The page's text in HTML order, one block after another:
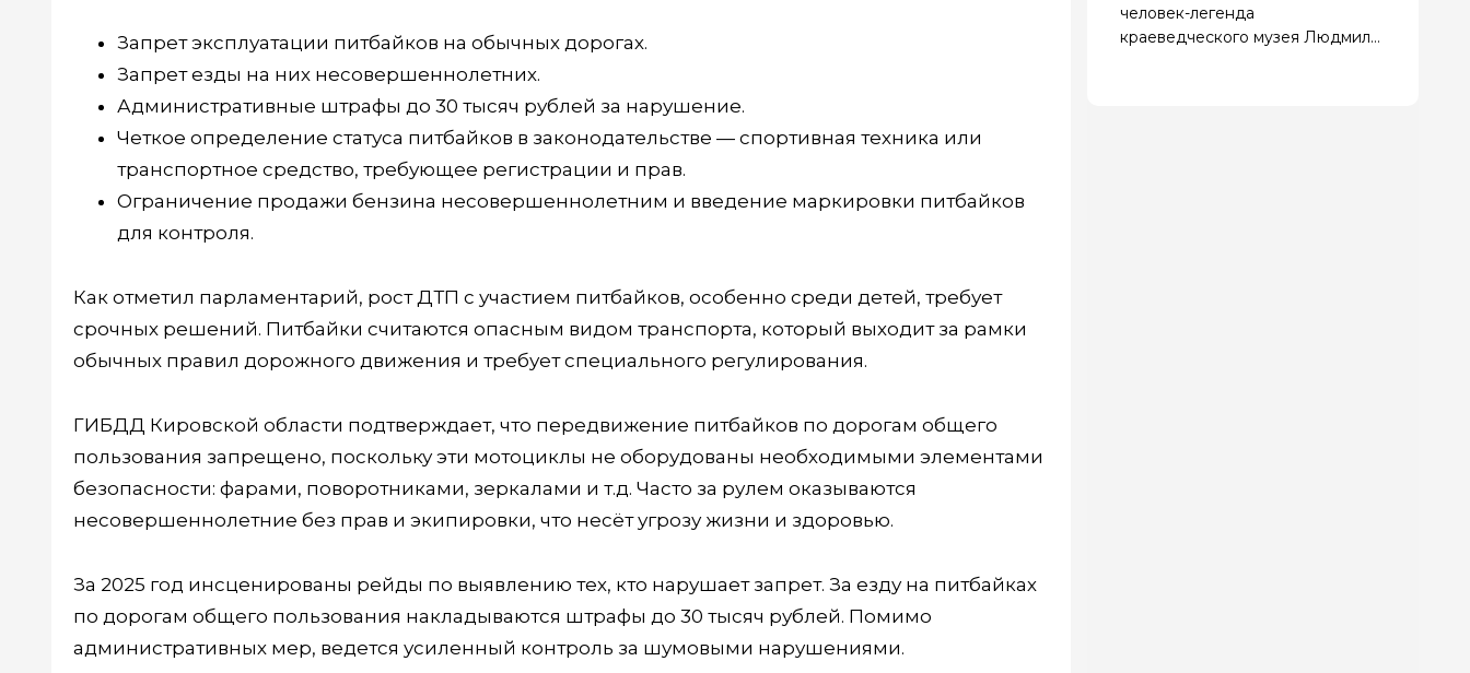
Запрет эксплуатации питбайков на обычных дорогах.
Запрет езды на них несовершеннолетних.
Административные штрафы до 30 тысяч рублей за нарушение.
Четкое определение статуса питбайков в законодательстве — спортивная техника или
транспортное средство, требующее регистрации и прав.
Ограничение продажи бензина несовершеннолетним и введение маркировки питбайков
для контроля.
Как отметил парламентарий, рост ДТП с участием питбайков, особенно среди детей, требует
срочных решений. Питбайки считаются опасным видом транспорта, который выходит за рамки
обычных правил дорожного движения и требует специального регулирования.
ГИБДД Кировской области подтверждает, что передвижение питбайков по дорогам общего
пользования запрещено, поскольку эти мотоциклы не оборудованы необходимыми элементами
безопасности: фарами, поворотниками, зеркалами и т.д. Часто за рулем оказываются
несовершеннолетние без прав и экипировки, что несёт угрозу жизни и здоровью.
За 2025 год инсценированы рейды по выявлению тех, кто нарушает запрет. За езду на питбайках
по дорогам общего пользования накладываются штрафы до 30 тысяч рублей. Помимо
административных мер, ведется усиленный контроль за шумовыми нарушениями.
человек-легенда
краеведческого музея Людмила